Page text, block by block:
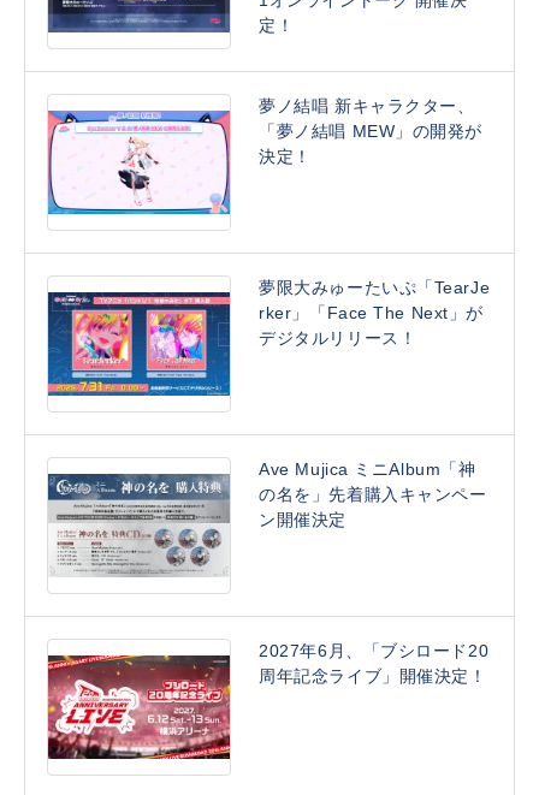
定！
夢ノ結唱 新キャラクター、
「夢ノ結唱 MEW」の開発が
決定！
夢限大みゅーたいぷ「TearJe
rker」「Face The Next」が
デジタルリリース！
Ave Mujica ミニAlbum「神
の名を」先着購入キャンペー
ン開催決定
2027年6月、「ブシロード20
周年記念ライブ」開催決定！